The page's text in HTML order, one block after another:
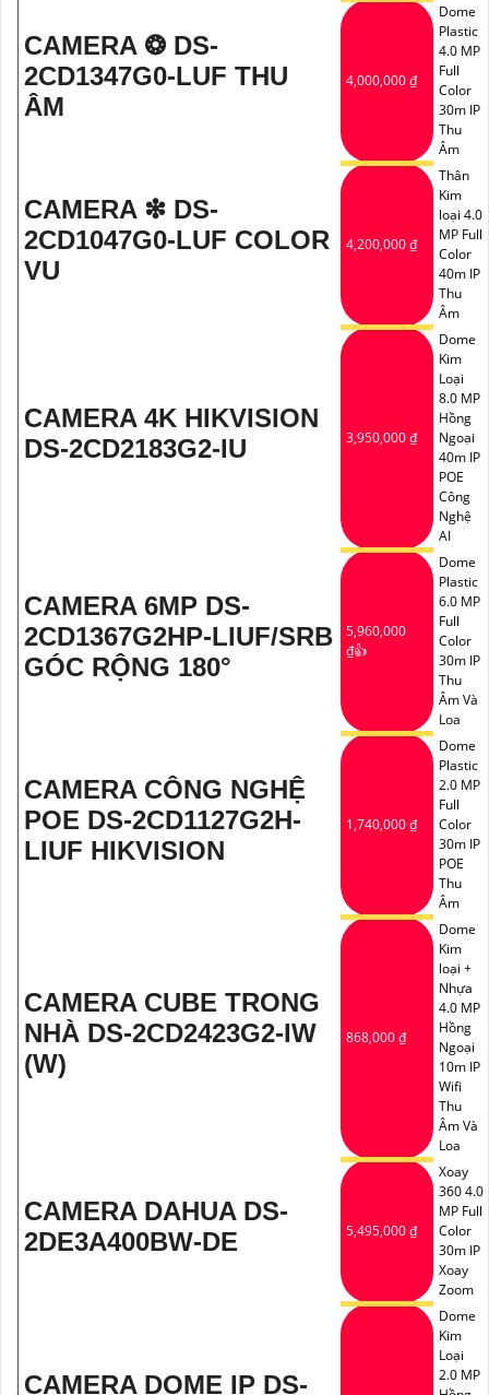
CAMERA ❂ DS-
2CD1347G0-LUF THU
ÂM
4,000,000 ₫
Dome
Plastic
4.0 MP
Full
Color
30m IP
Thu
Âm
CAMERA ❇ DS-
2CD1047G0-LUF COLOR
VU
4,200,000 ₫
Thân
Kim
loại 4.0
MP Full
Color
40m IP
Thu
Âm
CAMERA 4K HIKVISION
DS-2CD2183G2-IU
3,950,000 ₫
Dome
Kim
Loại
8.0 MP
Hồng
Ngoại
40m IP
POE
Công
Nghệ
AI
CAMERA 6MP DS-
2CD1367G2HP-LIUF/SRB
GÓC RỘNG 180°
5,960,000
₫👍
Dome
Plastic
6.0 MP
Full
Color
30m IP
Thu
Âm Và
Loa
CAMERA CÔNG NGHỆ
POE DS-2CD1127G2H-
LIUF HIKVISION
1,740,000 ₫
Dome
Plastic
2.0 MP
Full
Color
30m IP
POE
Thu
Âm
CAMERA CUBE TRONG
NHÀ DS-2CD2423G2-IW
(W)
868,000 ₫
Dome
Kim
loại +
Nhựa
4.0 MP
Hồng
Ngoại
10m IP
Wifi
Thu
Âm Và
Loa
CAMERA DAHUA DS-
2DE3A400BW-DE
5,495,000 ₫
Xoay
360 4.0
MP Full
Color
30m IP
Xoay
Zoom
CAMERA DOME IP DS-
Dome
Kim
Loại
2.0 MP